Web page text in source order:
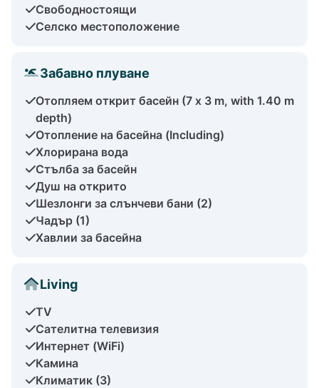
Свободностоящи
Селско местоположение
Забавно плуване
Отопляем открит басейн (7 x 3 m, with 1.40 m
depth)
Отопление на басейна (Including)
Хлорирана вода
Стълба за басейн
Душ на открито
Шезлонги за слънчеви бани (2)
Чадър (1)
Хавлии за басейна
Living
TV
Сателитна телевизия
Интернет (WiFi)
Камина
Климатик (3)